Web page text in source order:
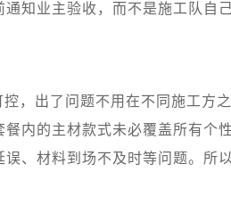
知业主验收，而不是施工队自
，出了问题不用在不同施工方
内的主材款式未必覆盖所有个
、材料到场不及时等问题。所